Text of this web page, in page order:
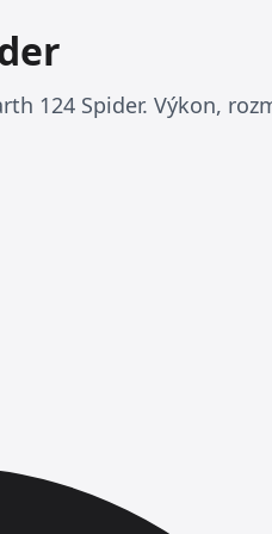
124 Spider. Výkon,